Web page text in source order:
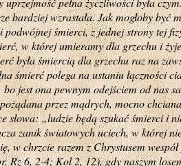
bardziej wzrastała. Jak mogłoby
podwójnej śmierci, z jednej strony tej
w której umieramy dla grzechu i
była śmiercią dla grzechu raz na
śmierć polega na ustaniu łączności
bo jest ona pewnym odejściem od nas
przez mądrych, mocno
słowa: „ludzie będą szukać śmierci i
zanik światowych uciech, w której
w chrzcie razem z Chrystusem
Rz 6, 2-4; Kol 2, 12), gdy naszym